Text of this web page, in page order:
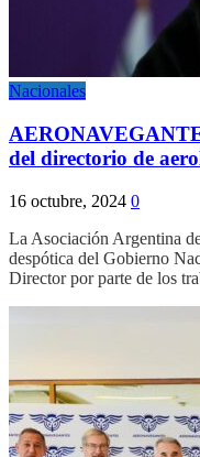
Nacionales
del directorio de
16 octubre, 2024 0
La Asociación Argentina
despótica del Gobierno
Director por parte de los